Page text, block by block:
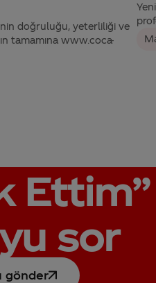
doğruluğu, yeterliliği ve
tamamına www.coca-
Ettim”
sor
gönder